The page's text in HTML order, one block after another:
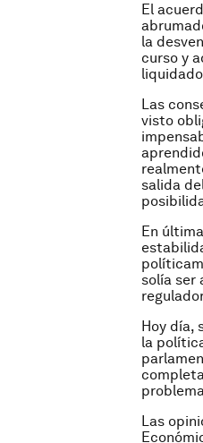
El
la
curso y
Las
visto
salida
En
solía ser
Hoy día,
la
Las